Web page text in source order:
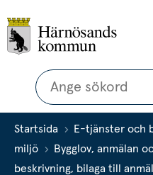
Sök
Startsida E-tjänster och
miljö
Bygglov, anmälan
beskrivning, bilaga till